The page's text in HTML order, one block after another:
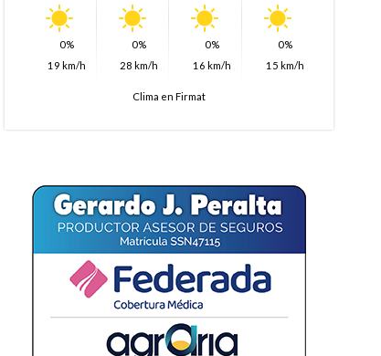
0%
19 km/h
0%
28 km/h
0%
16 km/h
0%
15 km/h
Clima en Firmat